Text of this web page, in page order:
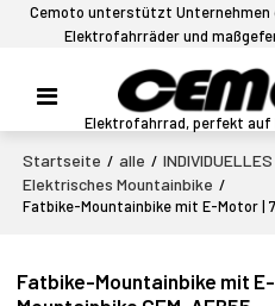
Cemoto unterstützt Unternehmen
Elektrofahrräder und
Elektrofahrrad, perfekt auf
Startseite / alle /
Elektrisches Mountainbike /
Fatbike-Mountainbike mit E-Motor |
Fatbike-Mountainbike mit